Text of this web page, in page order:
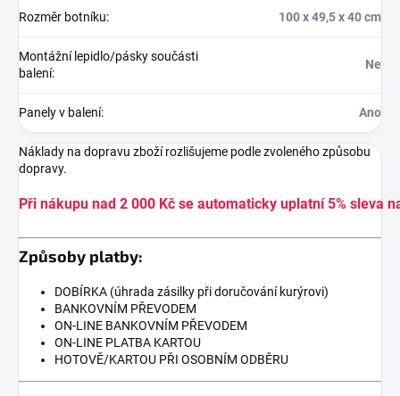
Rozměr botníku: 100 x 49,5 x 40 cm
Montážní lepidlo/pásky součásti
balení:
Ne
Panely v balení: Ano
Náklady na dopravu zboží rozlišujeme podle zvoleného způsobu
dopravy.
Při nákupu nad 2 000 Kč se automaticky uplatní 5% sleva
Způsoby platby:
DOBÍRKA (úhrada zásilky při doručování kurýrovi)
BANKOVNÍM PŘEVODEM
ON-LINE BANKOVNÍM PŘEVODEM
ON-LINE PLATBA KARTOU
HOTOVĚ/KARTOU PŘI OSOBNÍM ODBĚRU